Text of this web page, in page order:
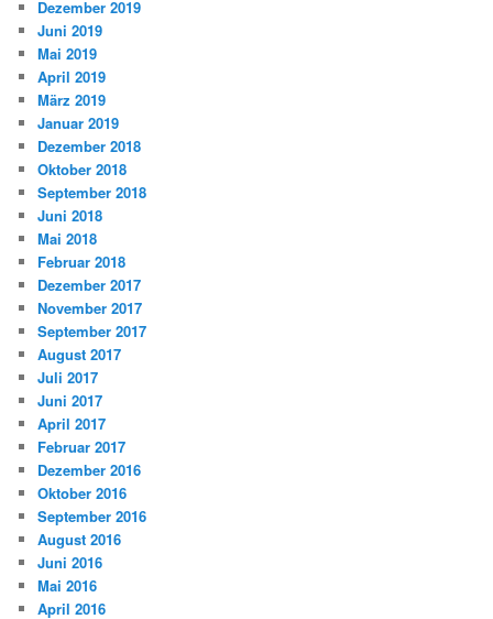
Dezember 2019
Juni 2019
Mai 2019
April 2019
März 2019
Januar 2019
Dezember 2018
Oktober 2018
September 2018
Juni 2018
Mai 2018
Februar 2018
Dezember 2017
November 2017
September 2017
August 2017
Juli 2017
Juni 2017
April 2017
Februar 2017
Dezember 2016
Oktober 2016
September 2016
August 2016
Juni 2016
Mai 2016
April 2016